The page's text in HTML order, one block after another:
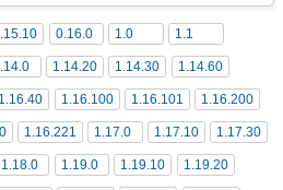
0.16.0 1.0 1.1
1.14.20 1.14.30 1.14.60
1.16.40 1.16.100 1.16.101 1.16.200
1.16.221 1.17.0 1.17.10 1.17.30
1.18.0 1.19.0 1.19.10 1.19.20